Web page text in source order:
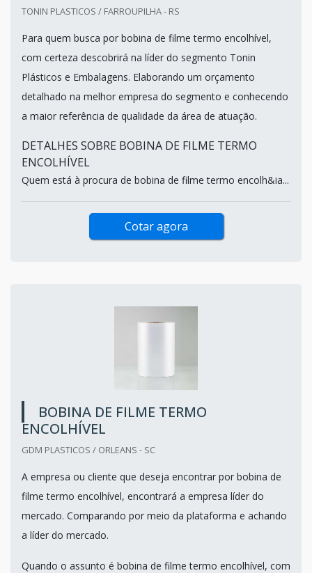
TONIN PLASTICOS / FARROUPILHA - RS
Para quem busca por bobina de filme termo encolhível,
com certeza descobrirá na líder do segmento Tonin
Plásticos e Embalagens. Elaborando um orçamento
detalhado na melhor empresa do segmento e conhecendo
a maior referência de qualidade da área de atuação.
DETALHES SOBRE BOBINA DE FILME TERMO
ENCOLHÍVEL
Quem está à procura de bobina de filme termo encolh&ia...
Cotar agora
BOBINA DE FILME TERMO
ENCOLHÍVEL
GDM PLASTICOS / ORLEANS - SC
A empresa ou cliente que deseja encontrar por bobina de
filme termo encolhível, encontrará a empresa líder do
mercado. Comparando por meio da plataforma e achando
a líder do mercado.
Quando o assunto é bobina de filme termo encolhível, com